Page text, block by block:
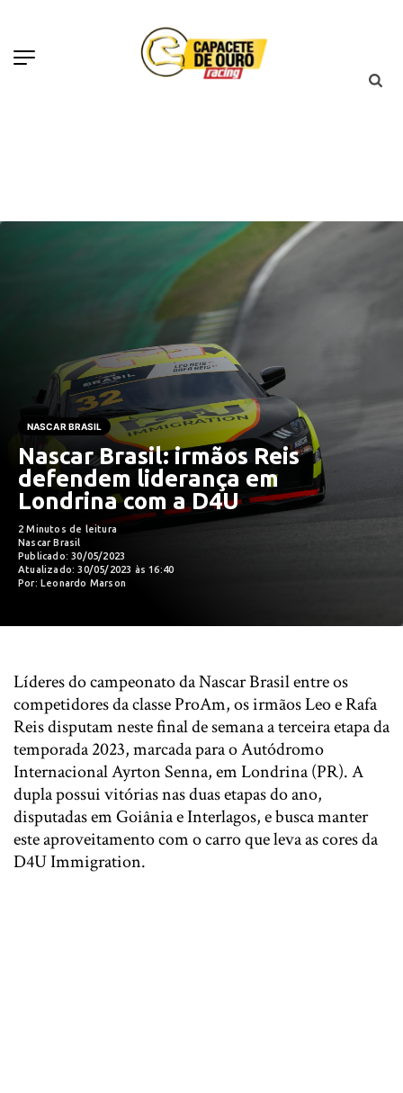
NASCAR BRASIL
Nascar Brasil: irmãos Reis
defendem liderança em
Londrina com a D4U
2 Minutos de leitura
Nascar Brasil
Publicado: 30/05/2023
Atualizado: 30/05/2023 às 16:40
Por: Leonardo Marson
Líderes do campeonato da Nascar Brasil entre os
competidores da classe ProAm, os irmãos Leo e Rafa
Reis disputam neste final de semana a terceira etapa da
temporada 2023, marcada para o Autódromo
Internacional Ayrton Senna, em Londrina (PR). A
dupla possui vitórias nas duas etapas do ano,
disputadas em Goiânia e Interlagos, e busca manter
este aproveitamento com o carro que leva as cores da
D4U Immigration.